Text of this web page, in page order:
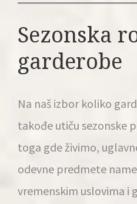
Sezonska
garderobe
Na naš izbor koliko
takođe utiču sezonske
toga gde živimo,
odevne predmete
vremenskim uslovima i